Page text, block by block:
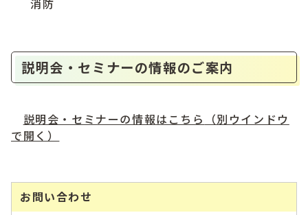
消防
説明会・セミナーの情報のご案内
説明会・セミナーの情報はこちら
（別ウインドウ
で開く）
お問い合わせ